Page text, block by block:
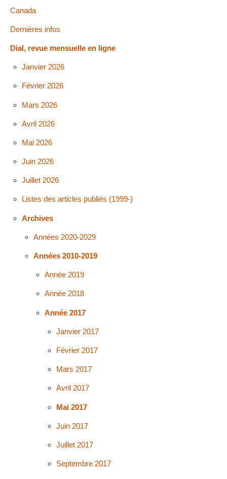
Canada
Dernières infos
Dial, revue mensuelle en ligne
Janvier 2026
Février 2026
Mars 2026
Avril 2026
Mai 2026
Juin 2026
Juillet 2026
Listes des articles publiés (1999-)
Archives
Années 2020-2029
Années 2010-2019
Année 2019
Année 2018
Année 2017
Janvier 2017
Février 2017
Mars 2017
Avril 2017
Mai 2017
Juin 2017
Juillet 2017
Septembre 2017